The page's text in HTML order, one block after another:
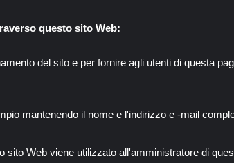
questo sito Web:
del sito e per fornire agli utenti di questa
mantenendo il nome e l'indirizzo e -mail
sito Web viene utilizzato all'amministratore di